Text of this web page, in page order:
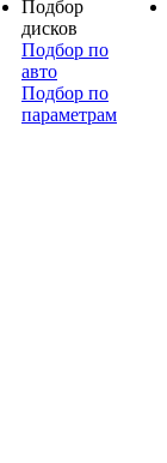
Подбор
дисков
Подбор по
авто
Подбор по
параметрам